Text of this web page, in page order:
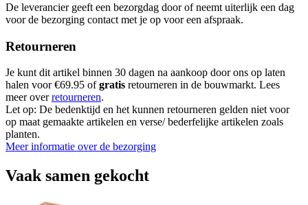
De leverancier geeft een bezorgdag door of neemt uiterlijk een dag
voor de bezorging contact met je op voor een afspraak.
Retourneren
Je kunt dit artikel binnen 30 dagen na aankoop door ons op laten
halen voor €69.95 ofgratis retourneren in de bouwmarkt. Lees
meer overretourneren.
Let op: De bedenktijd en het kunnen retourneren gelden niet voor
op maat gemaakte artikelen en verse/ bederfelijke artikelen zoals
planten.
Meer informatie over de bezorging
Vaak samen gekocht